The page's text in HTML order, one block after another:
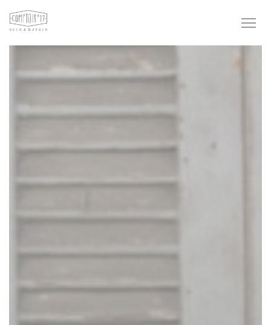
クッキー利用の管理について